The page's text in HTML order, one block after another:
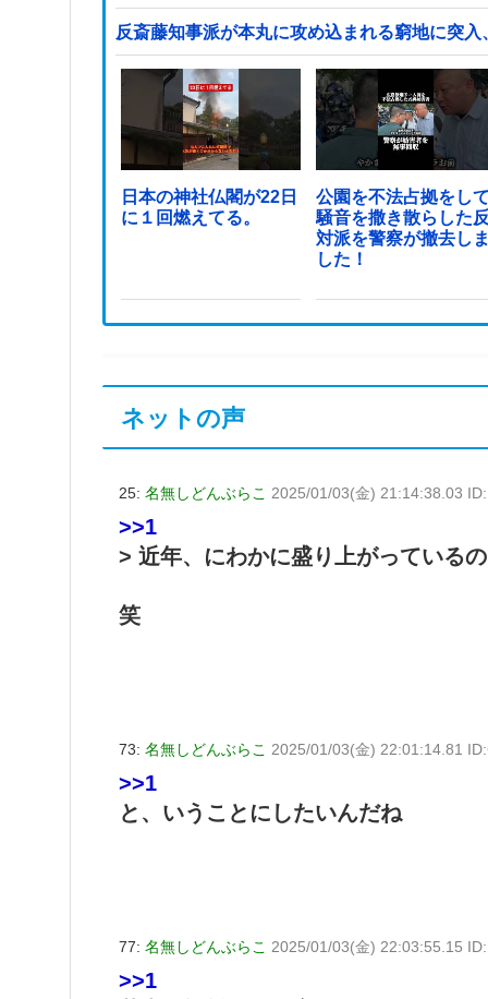
反斎藤知事派が本丸に攻め込まれる窮地に突
日本の神社仏閣が22日
に１回燃えてる。
公園を不法占拠をし
騒音を撒き散らした
対派を警察が撤去し
した！
ネットの声
25: 名無しどんぶらこ 2025/01/03(金) 21:14:38.03
>>1
> 近年、にわかに盛り上がっている
笑
73: 名無しどんぶらこ 2025/01/03(金) 22:01:14.81
>>1
と、いうことにしたいんだね
77: 名無しどんぶらこ 2025/01/03(金) 22:03:55.15
>>1